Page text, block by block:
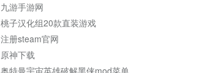
九游手游网
桃子汉化组20款直装游戏
注册steam官网
原神下载
奥特曼宇宙英雄破解黑侠mod菜单